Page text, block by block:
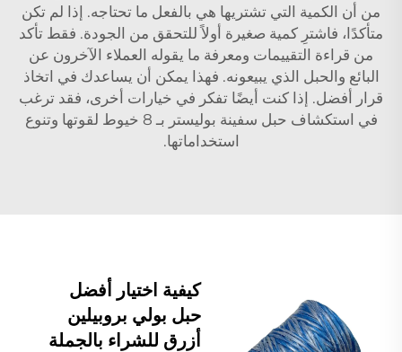
من أن الكمية التي تشتريها هي بالفعل ما تحتاجه. إذا لم تكن
متأكدًا، فاشترِ كمية صغيرة أولاً للتحقق من الجودة. فقط تأكد
من قراءة التقييمات ومعرفة ما يقوله العملاء الآخرون عن
البائع والحبل الذي يبيعونه. فهذا يمكن أن يساعدك في اتخاذ
قرار أفضل. إذا كنت أيضًا تفكر في خيارات أخرى، فقد ترغب
في استكشاف حبل سفينة بوليستر بـ 8 خيوط
لقوتها وتنوع
استخداماتها.
كيفية اختيار أفضل
حبل بولي بروبيلين
أزرق للشراء بالجملة